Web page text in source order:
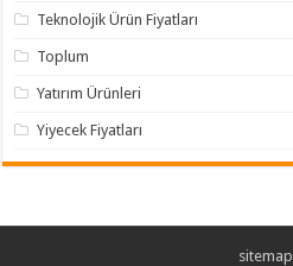
Teknolojik Ürün Fiyatları
Toplum
Yatırım Ürünleri
Yiyecek Fiyatları
sitemap